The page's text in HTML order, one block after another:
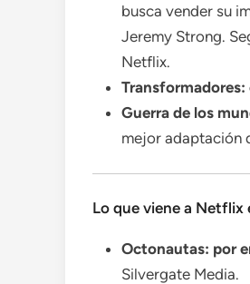
busca vender su
Jeremy Strong.
Netflix.
Guerra de los
mejor adaptación
Lo que viene a Netflix
Octonautas: por
Silvergate Media.